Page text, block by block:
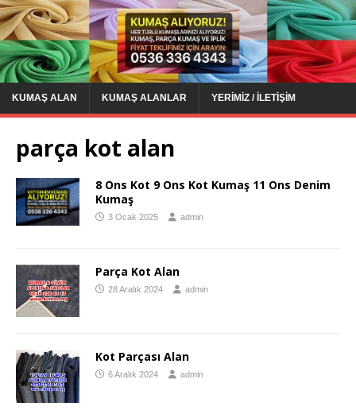
KUMAŞ ALAN KUMAŞ ALANLAR YERIMIZ / İLETIŞIM
parça kot alan
8 Ons Kot 9 Ons Kot Kumaş 11 Ons Denim
Kumaş
3 Ocak 2025 admin
Parça Kot Alan
28 Aralık 2024 admin
Kot Parçası Alan
6 Aralık 2024 admin